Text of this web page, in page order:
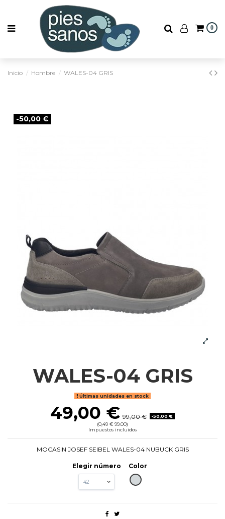
0
Inicio Hombre WALES-04 GRIS
-50,00 €
WALES-04 GRIS
Últimas unidades en stock
49,00 € 99,00 €
-50,00 €
(0,49 € 99.00)
Impuestos incluidos
MOCASIN JOSEF SEIBEL WALES-04 NUBUCK GRIS
Elegir número
Color
GRIS